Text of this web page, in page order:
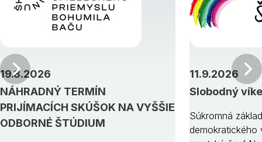
NÁHRADNÝ TERMÍN
PRIJÍMACÍCH SKÚŠOK NA VYŠŠIE
ODBORNÉ ŠTÚDIUM
19.8.2026
Slobodný
11.9.2026
Súkromná
demokratického
Predchádzajúci